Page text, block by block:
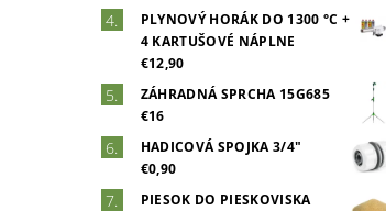
PLYNOVÝ HORÁK DO 1300 °C +
4 KARTUŠOVÉ NÁPLNE
€12,90
ZÁHRADNÁ SPRCHA 15G685
€16
HADICOVÁ SPOJKA 3/4"
€0,90
PIESOK DO PIESKOVISKA